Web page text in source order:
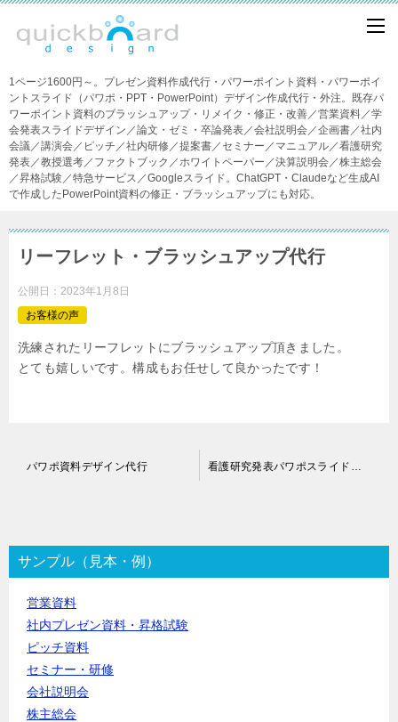
1ページ1600円～。プレゼン資料作成代行・パワーポイント資料・パワーポイ
ントスライド（パワポ・PPT・PowerPoint）デザイン作成代行・外注。既存パ
ワーポイント資料のブラッシュアップ・リメイク・修正・改善／営業資料／学
会発表スライドデザイン／論文・ゼミ・卒論発表／会社説明会／企画書／社内
会議／講演会／ピッチ／社内研修／提案書／セミナー／マニュアル／看護研究
発表／教授選考／ファクトブック／ホワイトペーパー／決算説明会／株主総会
／昇格試験／特急サービス／Googleスライド。ChatGPT・Claudeなど生成AI
で作成したPowerPoint資料の修正・ブラッシュアップにも対応。
リーフレット・ブラッシュアップ代行
公開日： 2023年1月8日
お客様の声
洗練されたリーフレットにブラッシュアップ頂きました。
とても嬉しいです。構成もお任せして良かったです！
ゲ
ー
シ
パワポ資料デザイン代行
サンプル（見本・例）
営業資料
社内プレゼン資料・昇格試験
ピッチ資料
セミナー・研修
会社説明会
株主総会